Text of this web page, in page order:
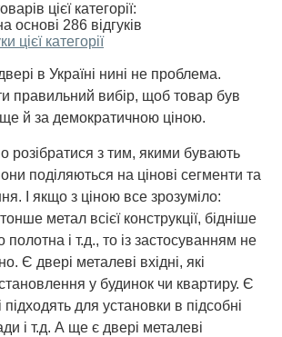
цієї категорії:
основі 286 відгуків
цієї категорії
в Україні нині не проблема.
правильний вибір, щоб товар був
ще й за демократичною ціною.
розібратися з тим, якими бувають
поділяються на цінові сегменти та
І якщо з ціною все зрозуміло:
метал всієї конструкції, бідніше
і т.д., то із застосуванням не
Є двері металеві вхідні, які
у будинок чи квартиру. Є
підходять для установки в підсобні
і т.д. А ще є двері металеві